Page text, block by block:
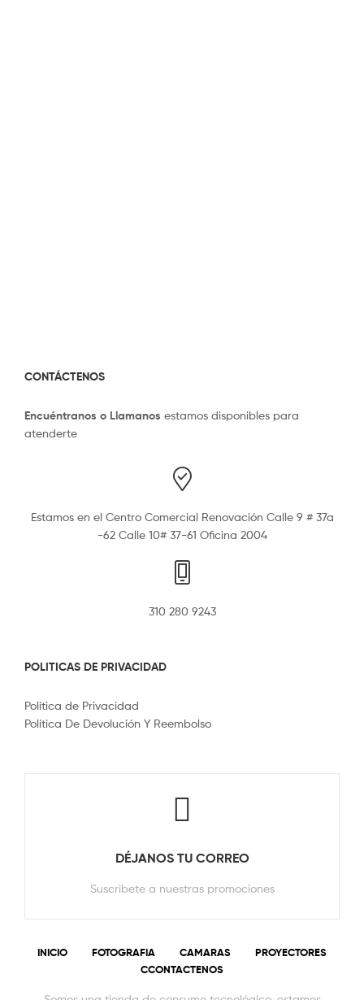
CONTÁCTENOS
Encuéntranos o Llamanos estamos disponibles para
atenderte
Estamos en el Centro Comercial Renovación Calle 9 # 37a
-62 Calle 10# 37-61 Oficina 2004
310 280 9243
POLITICAS DE PRIVACIDAD
Política de Privacidad
Política De Devolución Y Reembolso
DÉJANOS TU CORREO
Suscribete a nuestras promociones
INICIO FOTOGRAFIA CAMARAS
PROYECTORES
CCONTACTENOS